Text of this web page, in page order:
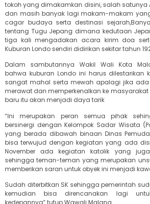
tokoh yang dimakamkan disini, salah satunya
dan masih banyak lagi makam-makam
cagar budaya serta destinasi
tentang Tugu Jepang dimana kedutaan
tiga kali mengadakan acara kirim doa
Kuburan Londo sendiri didirikan sekitar tahun
Dalam sambutannya Wakil Wali Kota
bahwa kuburan Londo ini harus dilestarikan
sangat mahal serta mewah apalagi jika ada
merawat dan memperkenalkan ke
baru itu akan menjadi daya tarik
“Ini merupakan peran semua pihak
bersinergi dengan Kelompok Sadar Wisata
yang berada dibawah binaan Dinas
bisa terwujud dengan kegiatan yang ada
November ada kegiatan katolik yang
sehingga teman-teman yang merupakan
memberikan saran untuk obyek ini menjadi
Sudah diterbitkan SK sehingga pemerintah
kemudian bisa direncanakan lagi
kedepannya” tutup Wawali Malang